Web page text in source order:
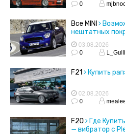
0
Все MINI
нештатных
03.08.2026
0
F21 Купить
02.08.2026
0
F20
Где
— вибратор с